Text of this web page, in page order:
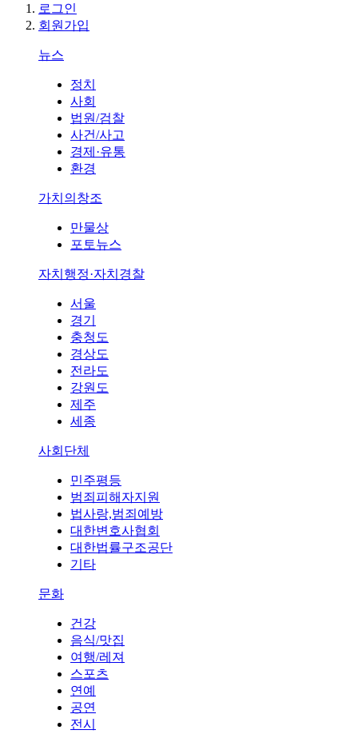
로그인
회원가입
뉴스
정치
사회
법원/검찰
사건/사고
경제·유통
환경
가치의창조
만물상
포토뉴스
자치행정·자치경찰
서울
경기
충청도
경상도
전라도
강원도
제주
세종
사회단체
민주평등
범죄피해자지원
법사랑,범죄예방
대한변호사협회
대한법률구조공단
기타
문화
건강
음식/맛집
여행/레져
스포츠
연예
공연
전시